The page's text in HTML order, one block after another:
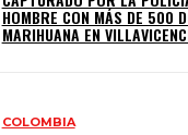
HOMBRE CON MÁS DE 500
MARIHUANA EN
COLOMBIA